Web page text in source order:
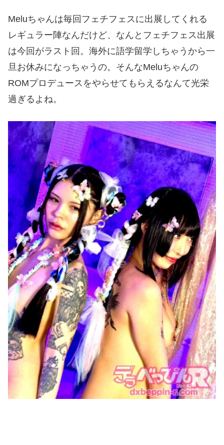
Meluちゃんは毎回フェチフェスに出展してくれる
レギュラー陣なんだけど、なんとフェチフェス出展
は今回がラスト回。海外に語学留学しちゃうから一
旦お休みになっちゃうの。そんなMeluちゃんの
ROMプロデュースをやらせてもらえるなんて光栄
過ぎるよね。